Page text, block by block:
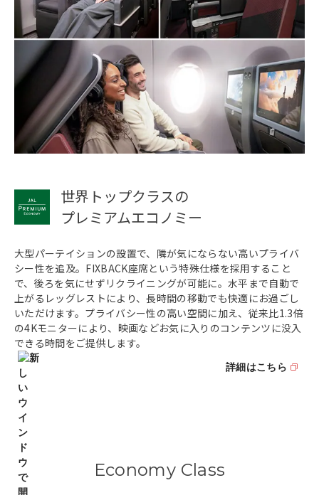
世界トップクラスの
プレミアムエコノミー
大型パーテイションの設置で、隣が気にならない高いプライバ
シー性を追及。FIXBACK座席という特殊仕様を採用すること
で、後ろを気にせずリクライニングが可能に。水平まで自動で
上がるレッグレストにより、長時間の移動でも快適にお過ごし
いただけます。プライバシー性の高い空間に加え、従来比1.3倍
の4Kモニターにより、映画などお気に入りのコンテンツに没入
できる時間をご提供します。
詳細はこちら
Economy Class